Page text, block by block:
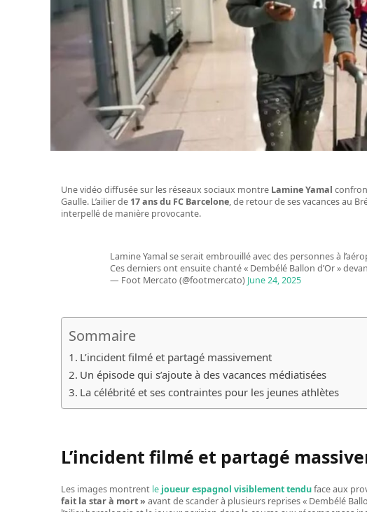
Une vidéo diffusée sur les réseaux sociaux montre Lamine Yamal
Gaulle. L’ailier de 17 ans du FC Barcelone, de retour de ses vacances au
interpellé de manière provocante.
Lamine Yamal se serait embrouillé avec des personnes à
Ces derniers ont ensuite chanté « Dembélé Ballon d’Or »
— Foot Mercato (@footmercato) June 24, 2025
Sommaire
L’incident filmé et partagé massivement
Un épisode qui s’ajoute à des vacances médiatisées
La célébrité et ses contraintes pour les jeunes athlètes
L’incident filmé et partagé
Les images montrent le joueur espagnol visiblement tenduface aux
fait la star à mort » avant de scander à plusieurs reprises « Dembélé